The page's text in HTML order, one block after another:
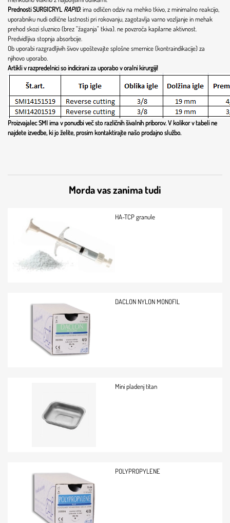
Prednosti SURGICRYL RAPID:ima odličen odziv na mehko tkivo, z minimalno reakcijo,
uporabniku nudi odlične lastnosti pri rokovanju, zagotavlja varno vozljanje in mehak
prehod skozi sluznico (brez "žaganja" tkiva). ne povzroča kapilarne aktivnost.
Predvidljiva stopnja absorbcije.
Ob uporabi razgradljivih šivov upoštevajte splošne smernice (kontraindikacije) za
njihovo uporabo.
Artikli v razpredelnici so indicirani za uporabo v oralni kirurgiji!
Proizvajalec SMI ima v ponudbi več sto različnih šivalnih priborov. V kolikor v tabeli ne
najdete izvedbe, ki jo želite, prosim kontaktirajte našo prodajno službo.
Morda vas zanima tudi
HA-TCP granule
DACLON NYLON MONOFIL
Mini pladenj titan
POLYPROPYLENE